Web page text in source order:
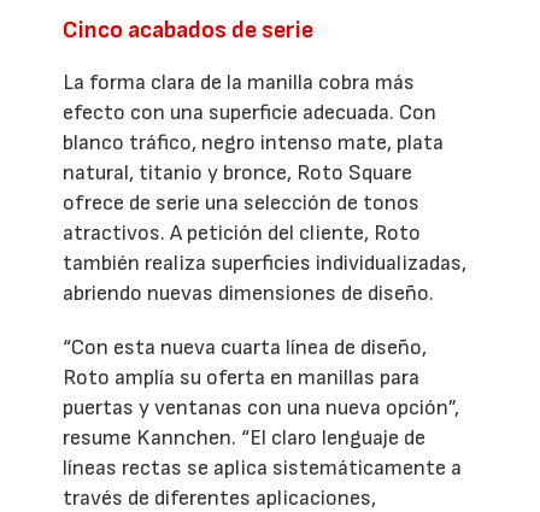
Cinco acabados de serie
La forma clara de la manilla cobra más
efecto con una superficie adecuada. Con
blanco tráfico, negro intenso mate, plata
natural, titanio y bronce, Roto Square
ofrece de serie una selección de tonos
atractivos. A petición del cliente, Roto
también realiza superficies individualizadas,
abriendo nuevas dimensiones de diseño.
“Con esta nueva cuarta línea de diseño,
Roto amplía su oferta en manillas para
puertas y ventanas con una nueva opción”,
resume Kannchen. “El claro lenguaje de
líneas rectas se aplica sistemáticamente a
través de diferentes aplicaciones,